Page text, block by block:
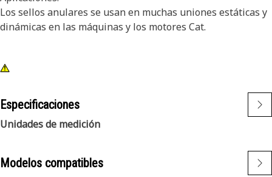
Los sellos anulares se usan en muchas uniones estáticas y
dinámicas en las máquinas y los motores Cat.
Especificaciones
Unidades de medición
Modelos compatibles